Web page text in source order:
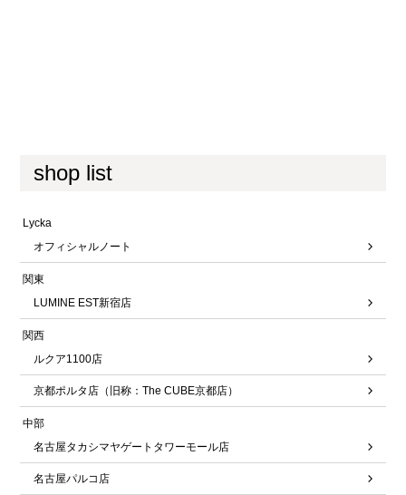
shop list
Lycka
オフィシャルノート
関東
LUMINE EST新宿店
関西
ルクア1100店
京都ポルタ店（旧称：The CUBE京都店）
中部
名古屋タカシマヤゲートタワーモール店
名古屋パルコ店